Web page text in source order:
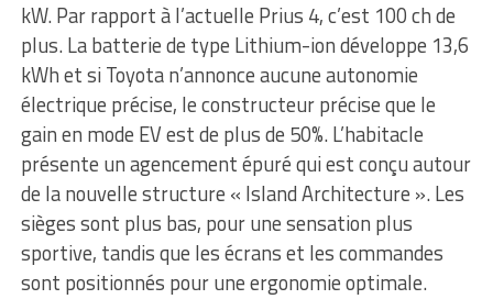
kW. Par rapport à l’actuelle Prius 4, c’est 100 ch de
plus. La batterie de type Lithium-ion développe 13,6
kWh et si Toyota n’annonce aucune autonomie
électrique précise, le constructeur précise que le
gain en mode EV est de plus de 50%. L’habitacle
présente un agencement épuré qui est conçu autour
de la nouvelle structure « Island Architecture ». Les
sièges sont plus bas, pour une sensation plus
sportive, tandis que les écrans et les commandes
sont positionnés pour une ergonomie optimale.